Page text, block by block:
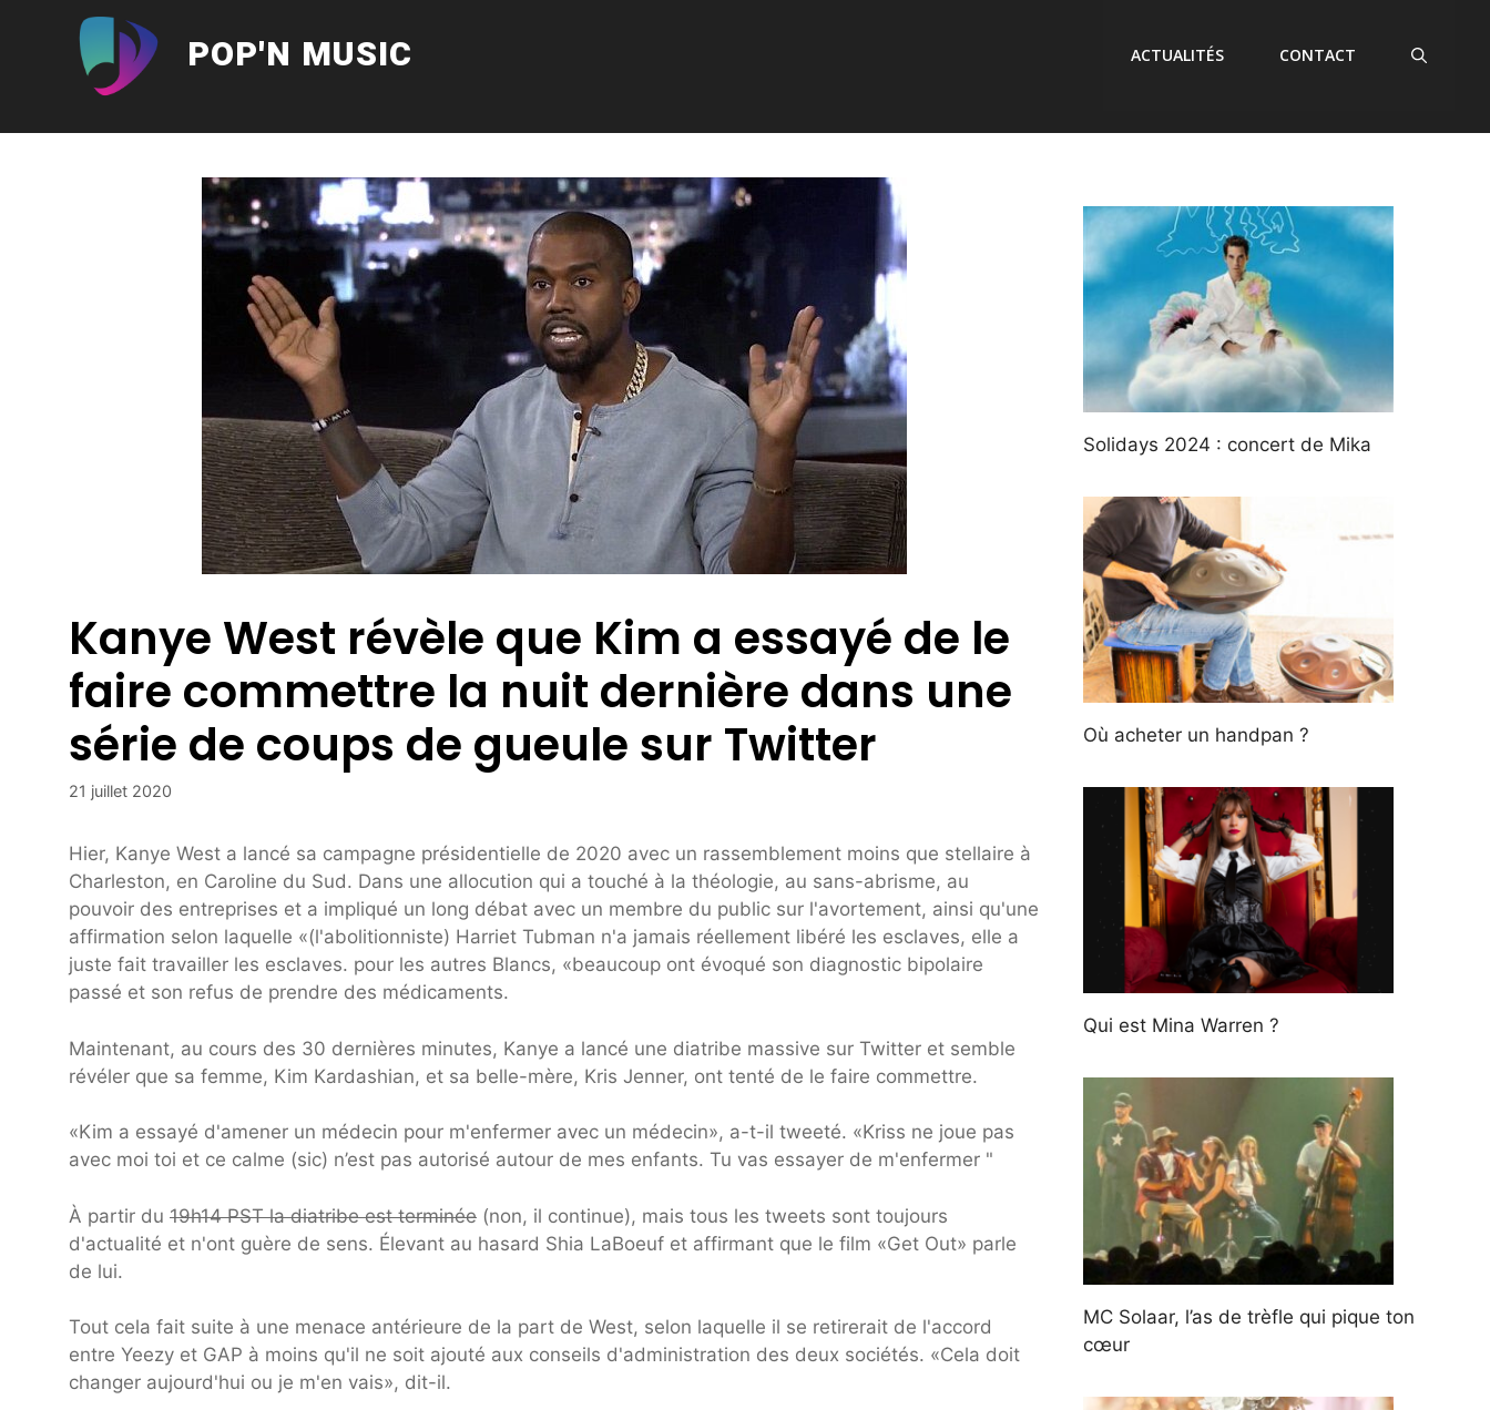
POP'N MUSIC ACTUALITÉS CONTACT
Kanye West révèle que Kim a essayé de le
faire commettre la nuit dernière dans une
série de coups de gueule sur Twitter
21 juillet 2020
Hier, Kanye West a lancé sa campagne présidentielle de 2020 avec un rassemblement moins que stellaire à
Charleston, en Caroline du Sud. Dans une allocution qui a touché à la théologie, au sans-abrisme, au
pouvoir des entreprises et a impliqué un long débat avec un membre du public sur l'avortement, ainsi qu'une
affirmation selon laquelle «(l'abolitionniste) Harriet Tubman n'a jamais réellement libéré les esclaves, elle a
juste fait travailler les esclaves. pour les autres Blancs, «beaucoup ont évoqué son diagnostic bipolaire
passé et son refus de prendre des médicaments.
Maintenant, au cours des 30 dernières minutes, Kanye a lancé une diatribe massive sur Twitter et semble
révéler que sa femme, Kim Kardashian, et sa belle-mère, Kris Jenner, ont tenté de le faire commettre.
«Kim a essayé d'amener un médecin pour m'enfermer avec un médecin», a-t-il tweeté. «Kriss ne joue pas
avec moi toi et ce calme (sic) n’est pas autorisé autour de mes enfants. Tu vas essayer de m'enfermer "
À partir du 19h14 PST la diatribe est terminée (non, il continue), mais tous les tweets sont toujours
d'actualité et n'ont guère de sens. Élevant au hasard Shia LaBoeuf et affirmant que le film «Get Out» parle
de lui.
Tout cela fait suite à une menace antérieure de la part de West, selon laquelle il se retirerait de l'accord
entre Yeezy et GAP à moins qu'il ne soit ajouté aux conseils d'administration des deux sociétés. «Cela doit
changer aujourd'hui ou je m'en vais», dit-il.
Solidays 2024 : concert de Mika
Où acheter un handpan ?
Qui est Mina Warren ?
MC Solaar, l’as de trèfle qui pique ton
cœur